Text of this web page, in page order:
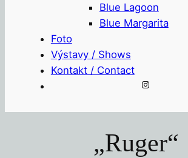
Blue Lagoon
Blue Margarita
Foto
Výstavy / Shows
Kontakt / Contact
Instagram
„Ruger“